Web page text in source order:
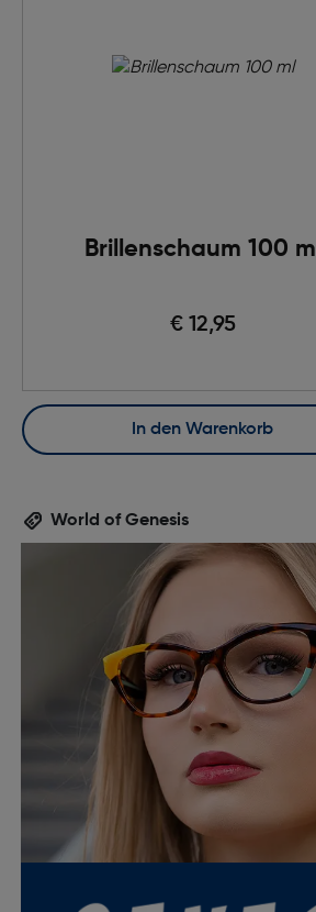
Brillenschaum 100 ml
€ 12,95
In den Warenkorb
World of Genesis